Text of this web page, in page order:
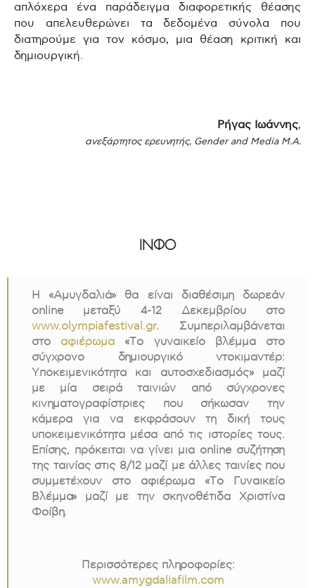
απλόχερα ένα παράδειγμα διαφορετικής θέασης
που απελευθερώνει τα δεδομένα σύνολα που
διατηρούμε για τον κόσμο, μια θέαση κριτική και
δημιουργική.
Ρήγας Ιωάννης,
ανεξάρτητος ερευνητής, Gender and Media M.A.
ΙΝΦΟ
Η «Αμυγδαλιά» θα είναι διαθέσιμη δωρεάν
online μεταξύ 4-12 Δεκεμβρίου στο
www.olympiafestival.gr. Συμπεριλαμβάνεται
στο αφιέρωμα «Το γυναικείο βλέμμα στο
σύγχρονο δημιουργικό ντοκιμαντέρ:
Υποκειμενικότητα και αυτοσχεδιασμός» μαζί
με μία σειρά ταινιών από σύγχρονες
κινηματογραφίστριες που σήκωσαν την
κάμερα για να εκφράσουν τη δική τους
υποκειμενικότητα μέσα από τις ιστορίες τους.
Επίσης, πρόκειται να γίνει μια online συζήτηση
της ταινίας στις 8/12 μαζί με άλλες ταινίες που
συμμετέχουν στο αφιέρωμα «Το Γυναικείο
Βλέμμα» μαζί με την σκηνοθέτιδα Χριστίνα
Φοίβη.
Περισσότερες πληροφορίες:
www.amygdaliafilm.com